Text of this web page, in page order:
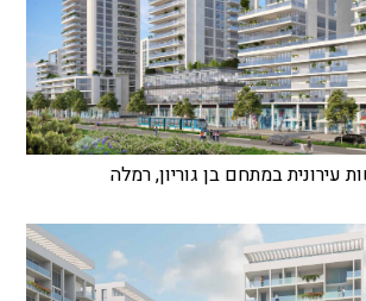
עירונית במתחם בן גוריון, רמלה